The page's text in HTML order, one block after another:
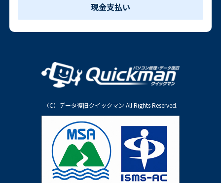
現金支払い
（C）データ復旧クイックマン All Rights Reserved.